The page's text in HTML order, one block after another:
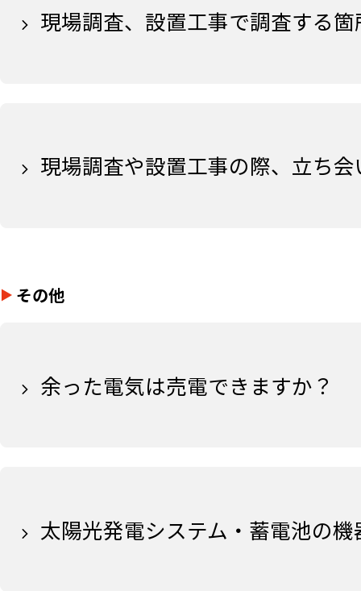
現場調査、設置工事で調査する
現場調査や設置工事の際、立ち
その他
余った電気は売電できますか？
太陽光発電システム・蓄電池の